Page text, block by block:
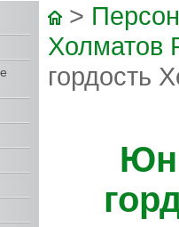
>
Холматов
гордость